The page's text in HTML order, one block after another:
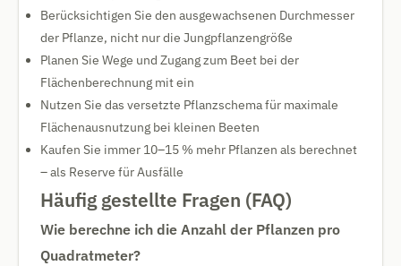
Berücksichtigen Sie den ausgewachsenen Durchmesser
der Pflanze, nicht nur die Jungpflanzengröße
Planen Sie Wege und Zugang zum Beet bei der
Flächenberechnung mit ein
Nutzen Sie das versetzte Pflanzschema für maximale
Flächenausnutzung bei kleinen Beeten
Kaufen Sie immer 10–15 % mehr Pflanzen als berechnet
– als Reserve für Ausfälle
Häufig gestellte Fragen (FAQ)
Wie berechne ich die Anzahl der Pflanzen pro
Quadratmeter?